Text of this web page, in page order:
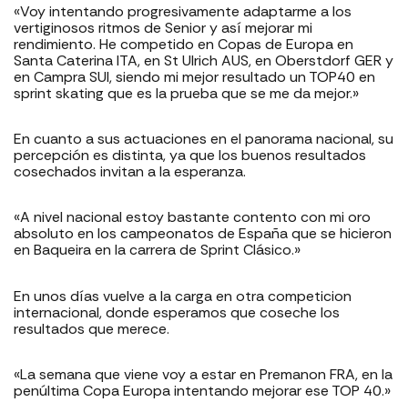
«Voy intentando progresivamente adaptarme a los
vertiginosos ritmos de Senior y así mejorar mi
rendimiento. He competido en Copas de Europa en
Santa Caterina ITA, en St Ulrich AUS, en Oberstdorf GER y
en Campra SUI, siendo mi mejor resultado un TOP40 en
sprint skating que es la prueba que se me da mejor.»
En cuanto a sus actuaciones en el panorama nacional, su
percepción es distinta, ya que los buenos resultados
cosechados invitan a la esperanza.
«A nivel nacional estoy bastante contento con mi oro
absoluto en los campeonatos de España que se hicieron
en Baqueira en la carrera de Sprint Clásico.»
En unos días vuelve a la carga en otra competicion
internacional, donde esperamos que coseche los
resultados que merece.
«La semana que viene voy a estar en Premanon FRA, en la
penúltima Copa Europa intentando mejorar ese TOP 40.»